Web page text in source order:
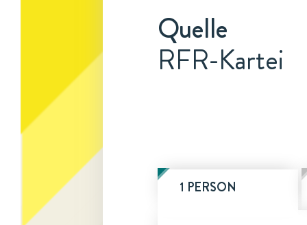
Quelle
RFR-Kartei
1 PERSON